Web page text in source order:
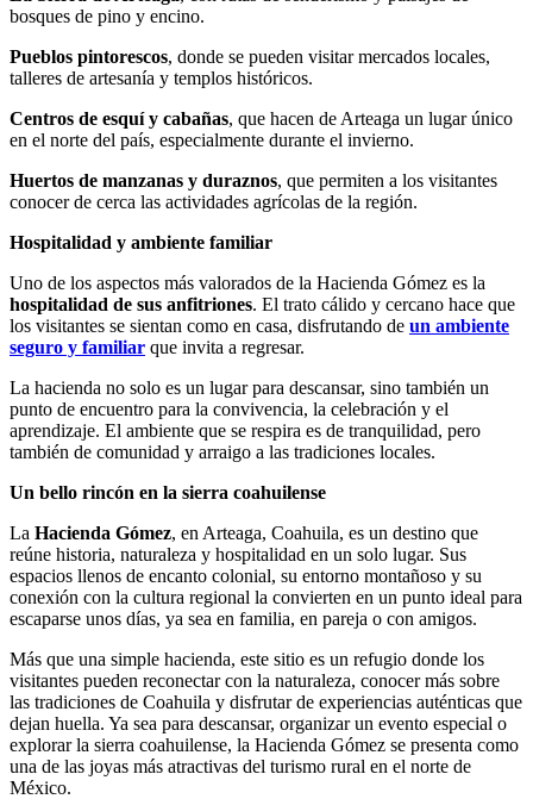
bosques de pino y encino.
Pueblos pintorescos, donde se pueden visitar mercados locales,
talleres de artesanía y templos históricos.
Centros de esquí y cabañas, que hacen de Arteaga un lugar único
en el norte del país, especialmente durante el invierno.
Huertos de manzanas y duraznos, que permiten a los visitantes
conocer de cerca las actividades agrícolas de la región.
Hospitalidad y ambiente familiar
Uno de los aspectos más valorados de la Hacienda Gómez es la
hospitalidad de sus anfitriones. El trato cálido y cercano hace que
los visitantes se sientan como en casa, disfrutando de un ambiente
seguro y familiar que invita a regresar.
La hacienda no solo es un lugar para descansar, sino también un
punto de encuentro para la convivencia, la celebración y el
aprendizaje. El ambiente que se respira es de tranquilidad, pero
también de comunidad y arraigo a las tradiciones locales.
Un bello rincón en la sierra coahuilense
La Hacienda Gómez, en Arteaga, Coahuila, es un destino que
reúne historia, naturaleza y hospitalidad en un solo lugar. Sus
espacios llenos de encanto colonial, su entorno montañoso y su
conexión con la cultura regional la convierten en un punto ideal para
escaparse unos días, ya sea en familia, en pareja o con amigos.
Más que una simple hacienda, este sitio es un refugio donde los
visitantes pueden reconectar con la naturaleza, conocer más sobre
las tradiciones de Coahuila y disfrutar de experiencias auténticas que
dejan huella. Ya sea para descansar, organizar un evento especial o
explorar la sierra coahuilense, la Hacienda Gómez se presenta como
una de las joyas más atractivas del turismo rural en el norte de
México.